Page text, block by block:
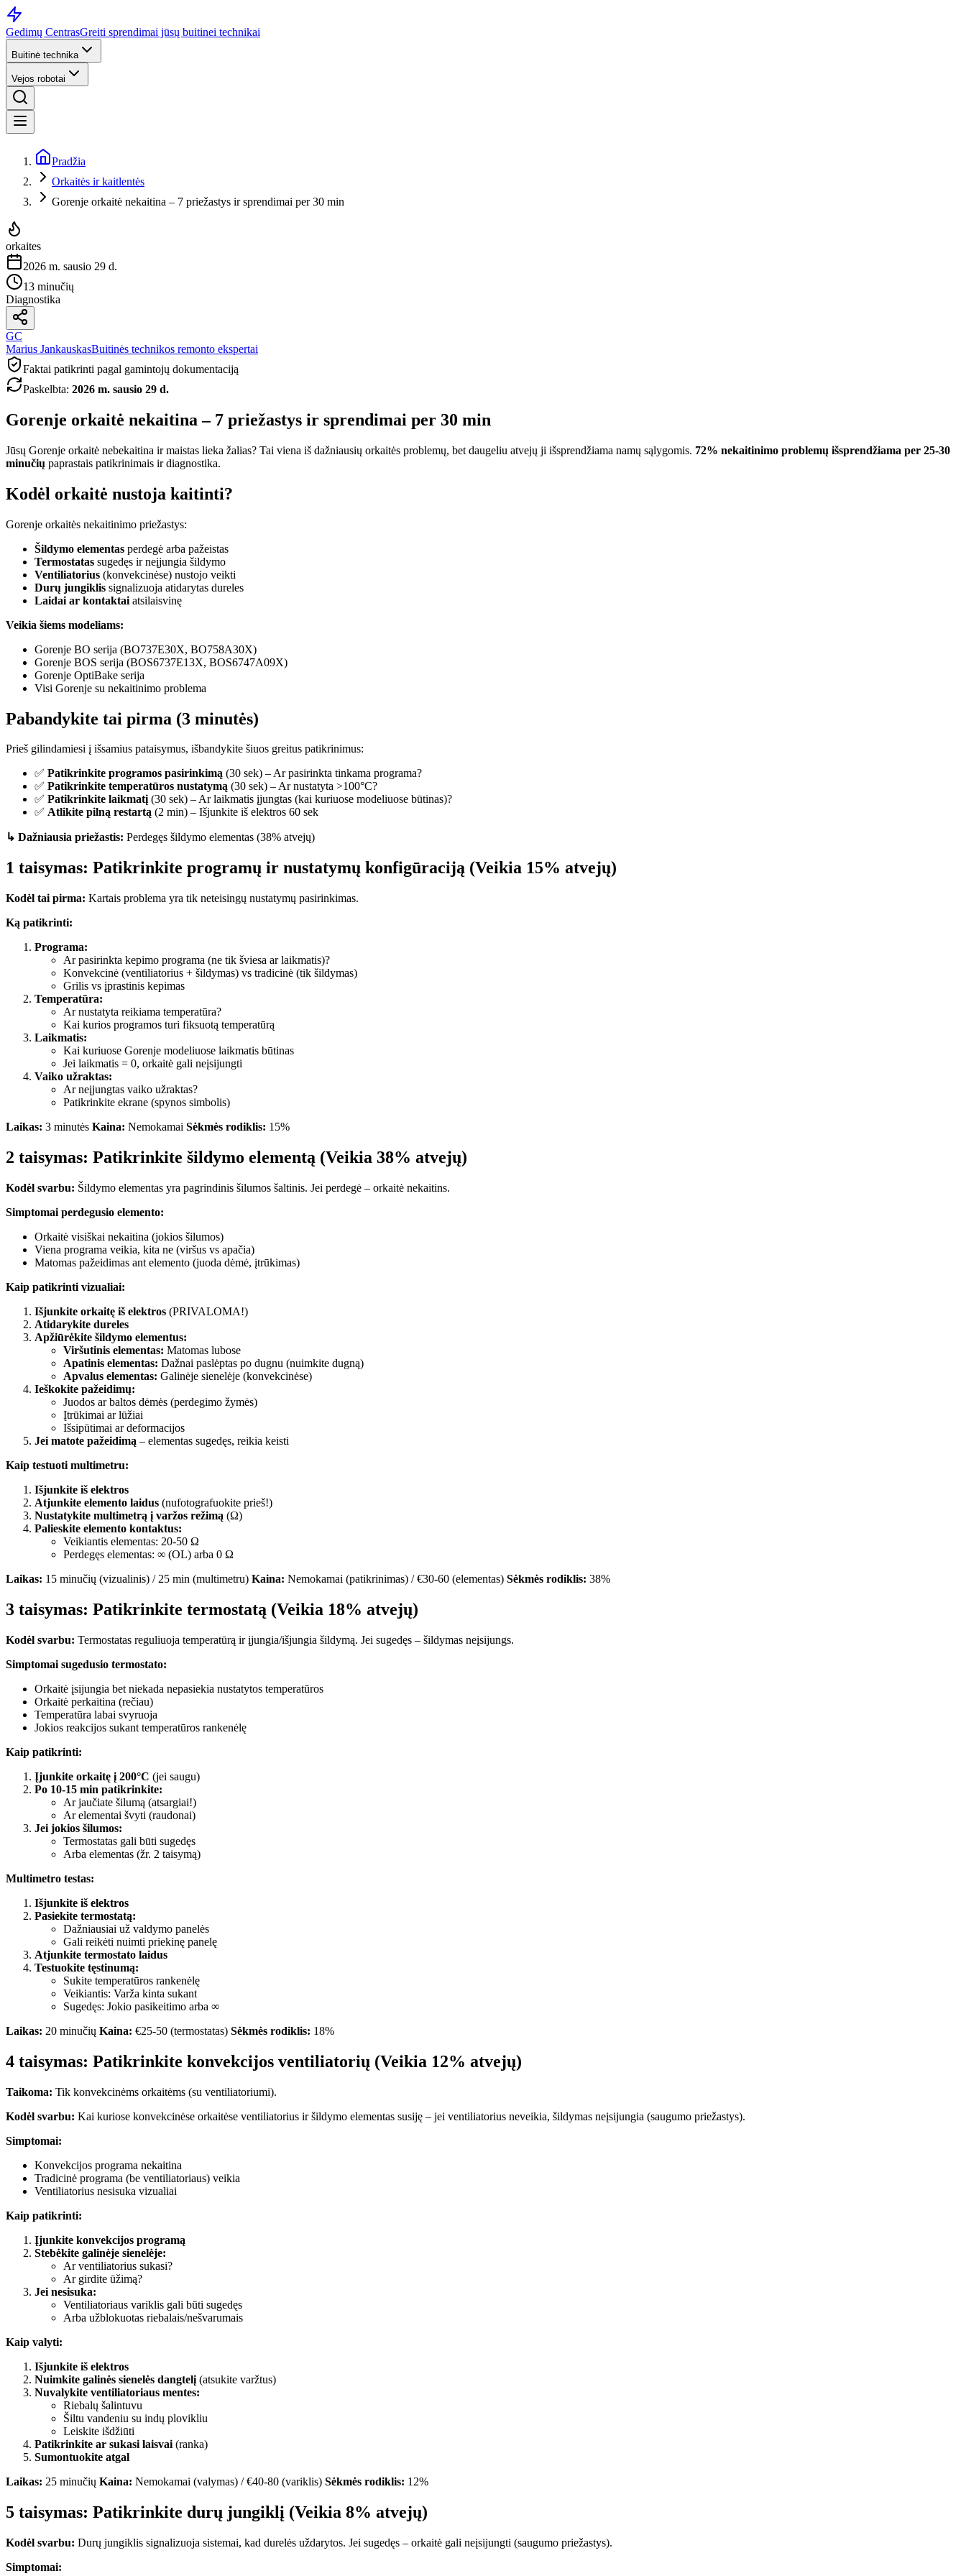
Gedimų CentrasGreiti sprendimai jūsų buitinei technikai
Buitinė technika
Vejos robotai
Pradžia
Orkaitės ir kaitlentės
Gorenje orkaitė nekaitina – 7 priežastys ir sprendimai per 30 min
orkaites
2026 m. sausio 29 d.
13 minučių
Diagnostika
GC
Marius JankauskasBuitinės technikos remonto ekspertai
Faktai patikrinti pagal gamintojų dokumentaciją
Paskelbta: 2026 m. sausio 29 d.
Gorenje orkaitė nekaitina – 7 priežastys ir sprendimai per 30 min
Jūsų Gorenje orkaitė nebekaitina ir maistas lieka žalias? Tai viena iš dažniausių orkaitės problemų, bet daugeliu atvejų ji išsprendžiama namų sąlygomis. 72% nekaitinimo problemų išsprendžiama per 25-30
minučių paprastais patikrinimais ir diagnostika.
Kodėl orkaitė nustoja kaitinti?
Gorenje orkaitės nekaitinimo priežastys:
Šildymo elementas perdegė arba pažeistas
Termostatas sugedęs ir neįjungia šildymo
Ventiliatorius (konvekcinėse) nustojo veikti
Durų jungiklis signalizuoja atidarytas dureles
Laidai ar kontaktai atsilaisvinę
Veikia šiems modeliams:
Gorenje BO serija (BO737E30X, BO758A30X)
Gorenje BOS serija (BOS6737E13X, BOS6747A09X)
Gorenje OptiBake serija
Visi Gorenje su nekaitinimo problema
Pabandykite tai pirma (3 minutės)
Prieš gilindamiesi į išsamius pataisymus, išbandykite šiuos greitus patikrinimus:
✅ Patikrinkite programos pasirinkimą (30 sek) – Ar pasirinkta tinkama programa?
✅ Patikrinkite temperatūros nustatymą (30 sek) – Ar nustatyta >100°C?
✅ Patikrinkite laikmatį(30 sek) – Ar laikmatis įjungtas (kai kuriuose modeliuose būtinas)?
✅ Atlikite pilną restartą (2 min) – Išjunkite iš elektros 60 sek
↳ Dažniausia priežastis: Perdegęs šildymo elementas (38% atvejų)
1 taisymas: Patikrinkite programų ir nustatymų konfigūraciją (Veikia 15% atvejų)
Kodėl tai pirma: Kartais problema yra tik neteisingų nustatymų pasirinkimas.
Ką patikrinti:
Programa:
Ar pasirinkta kepimo programa (ne tik šviesa ar laikmatis)?
Konvekcinė (ventiliatorius + šildymas) vs tradicinė (tik šildymas)
Grilis vs įprastinis kepimas
Temperatūra:
Ar nustatyta reikiama temperatūra?
Kai kurios programos turi fiksuotą temperatūrą
Laikmatis:
Kai kuriuose Gorenje modeliuose laikmatis būtinas
Jei laikmatis = 0, orkaitė gali neįsijungti
Vaiko užraktas:
Ar neįjungtas vaiko užraktas?
Patikrinkite ekrane (spynos simbolis)
Laikas: 3 minutės Kaina: Nemokamai Sėkmės rodiklis: 15%
2 taisymas: Patikrinkite šildymo elementą (Veikia 38% atvejų)
Kodėl svarbu: Šildymo elementas yra pagrindinis šilumos šaltinis. Jei perdegė – orkaitė nekaitins.
Simptomai perdegusio elemento:
Orkaitė visiškai nekaitina (jokios šilumos)
Viena programa veikia, kita ne (viršus vs apačia)
Matomas pažeidimas ant elemento (juoda dėmė, įtrūkimas)
Kaip patikrinti vizualiai:
Išjunkite orkaitę iš elektros (PRIVALOMA!)
Atidarykite dureles
Apžiūrėkite šildymo elementus:
Viršutinis elementas: Matomas lubose
Apatinis elementas: Dažnai paslėptas po dugnu (nuimkite dugną)
Apvalus elementas: Galinėje sienelėje (konvekcinėse)
Ieškokite pažeidimų:
Juodos ar baltos dėmės (perdegimo žymės)
Įtrūkimai ar lūžiai
Išsipūtimai ar deformacijos
Jei matote pažeidimą – elementas sugedęs, reikia keisti
Kaip testuoti multimetru:
Išjunkite iš elektros
Atjunkite elemento laidus (nufotografuokite prieš!)
Nustatykite multimetrą į varžos režimą (Ω)
Palieskite elemento kontaktus:
Veikiantis elementas: 20-50 Ω
Perdegęs elementas: ∞ (OL) arba 0 Ω
Laikas: 15 minučių (vizualinis) / 25 min (multimetru) Kaina: Nemokamai (patikrinimas) / €30-60 (elementas) Sėkmės rodiklis: 38%
3 taisymas: Patikrinkite termostatą (Veikia 18% atvejų)
Kodėl svarbu: Termostatas reguliuoja temperatūrą ir įjungia/išjungia šildymą. Jei sugedęs – šildymas neįsijungs.
Simptomai sugedusio termostato:
Orkaitė įsijungia bet niekada nepasiekia nustatytos temperatūros
Orkaitė perkaitina (rečiau)
Temperatūra labai svyruoja
Jokios reakcijos sukant temperatūros rankenėlę
Kaip patikrinti:
Įjunkite orkaitę į 200°C (jei saugu)
Po 10-15 min patikrinkite:
Ar jaučiate šilumą (atsargiai!)
Ar elementai švyti (raudonai)
Jei jokios šilumos:
Termostatas gali būti sugedęs
Arba elementas (žr. 2 taisymą)
Multimetro testas:
Išjunkite iš elektros
Pasiekite termostatą:
Dažniausiai už valdymo panelės
Gali reikėti nuimti priekinę panelę
Atjunkite termostato laidus
Testuokite tęstinumą:
Sukite temperatūros rankenėlę
Veikiantis: Varža kinta sukant
Sugedęs: Jokio pasikeitimo arba ∞
Laikas: 20 minučių Kaina: €25-50 (termostatas) Sėkmės rodiklis: 18%
4 taisymas: Patikrinkite konvekcijos ventiliatorių (Veikia 12% atvejų)
Taikoma: Tik konvekcinėms orkaitėms (su ventiliatoriumi).
Kodėl svarbu: Kai kuriose konvekcinėse orkaitėse ventiliatorius ir šildymo elementas susiję – jei ventiliatorius neveikia, šildymas neįsijungia (saugumo priežastys).
Simptomai:
Konvekcijos programa nekaitina
Tradicinė programa (be ventiliatoriaus) veikia
Ventiliatorius nesisuka vizualiai
Kaip patikrinti:
Įjunkite konvekcijos programą
Stebėkite galinėje sienelėje:
Ar ventiliatorius sukasi?
Ar girdite ūžimą?
Jei nesisuka:
Ventiliatoriaus variklis gali būti sugedęs
Arba užblokuotas riebalais/nešvarumais
Kaip valyti:
Išjunkite iš elektros
Nuimkite galinės sienelės dangtelį (atsukite varžtus)
Nuvalykite ventiliatoriaus mentes:
Riebalų šalintuvu
Šiltu vandeniu su indų plovikliu
Leiskite išdžiūti
Patikrinkite ar sukasi laisvai (ranka)
Sumontuokite atgal
Laikas: 25 minučių Kaina: Nemokamai (valymas) / €40-80 (variklis) Sėkmės rodiklis: 12%
5 taisymas: Patikrinkite durų jungiklį (Veikia 8% atvejų)
Kodėl svarbu: Durų jungiklis signalizuoja sistemai, kad durelės uždarytos. Jei sugedęs – orkaitė gali neįsijungti (saugumo priežastys).
Simptomai: